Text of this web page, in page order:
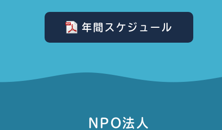
年間スケジュール
NPO法人